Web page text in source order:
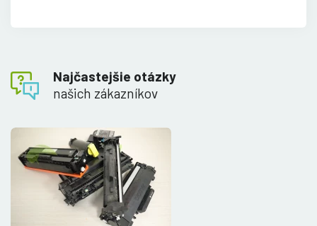
Najčastejšie otázky
našich zákazníkov